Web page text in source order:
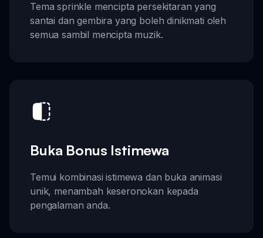
Tema sprinkle mencipta persekitaran yang
santai dan gembira yang boleh dinikmati oleh
semua sambil mencipta muzik.
Buka Bonus Istimewa
Temui kombinasi istimewa dan buka animasi
unik, menambah keseronokan kepada
pengalaman anda.